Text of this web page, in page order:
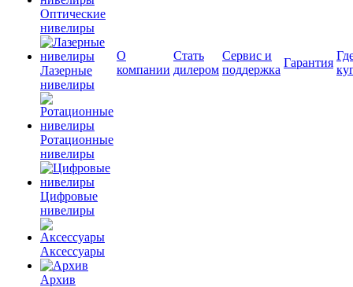
Оптические
нивелиры
Лазерные
нивелиры
Ротационные
нивелиры
Цифровые
нивелиры
Аксессуары
Архив
О
компании
Стать
дилером
Сервис и
поддержка
Гарантия